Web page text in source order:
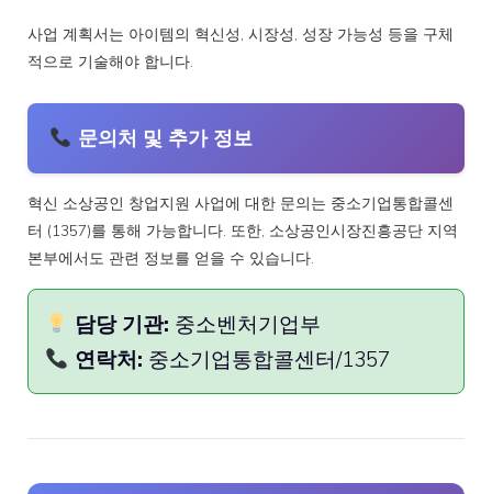
사업 계획서는 아이템의 혁신성, 시장성, 성장 가능성 등을 구체
적으로 기술해야 합니다.
문의처 및 추가 정보
혁신 소상공인 창업지원 사업에 대한 문의는 중소기업통합콜센
터 (1357)를 통해 가능합니다. 또한, 소상공인시장진흥공단 지역
본부에서도 관련 정보를 얻을 수 있습니다.
담당 기관: 중소벤처기업부
연락처: 중소기업통합콜센터/1357